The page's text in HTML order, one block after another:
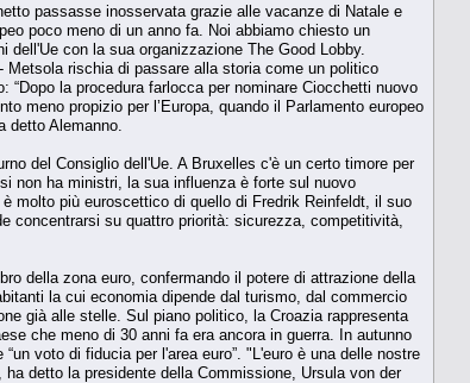
passasse inosservata grazie alle vacanze di Natale e
poco meno di un anno fa. Noi abbiamo chiesto un
con la sua organizzazione The Good Lobby.
Metsola rischia di passare alla storia come un politico
la procedura farlocca per nominare Ciocchetti nuovo
meno propizio per l’Europa, quando il Parlamento europeo
detto Alemanno.
del Consiglio dell'Ue. A Bruxelles c'è un certo timore per
non ha ministri, la sua influenza è forte sul nuovo
molto più euroscettico di quello di Fredrik Reinfeldt, il suo
concentrarsi su quattro priorità: sicurezza, competitività,
della zona euro, confermando il potere di attrazione della
la cui economia dipende dal turismo, dal commercio
già alle stelle. Sul piano politico, la Croazia rappresenta
che meno di 30 anni fa era ancora in guerra. In autunno
voto di fiducia per l'area euro”. "L'euro è una delle nostre
detto la presidente della Commissione, Ursula von der